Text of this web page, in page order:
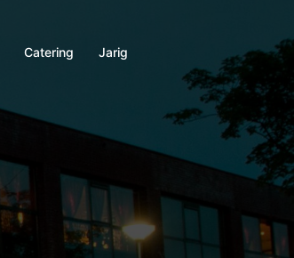
Catering
Jarig